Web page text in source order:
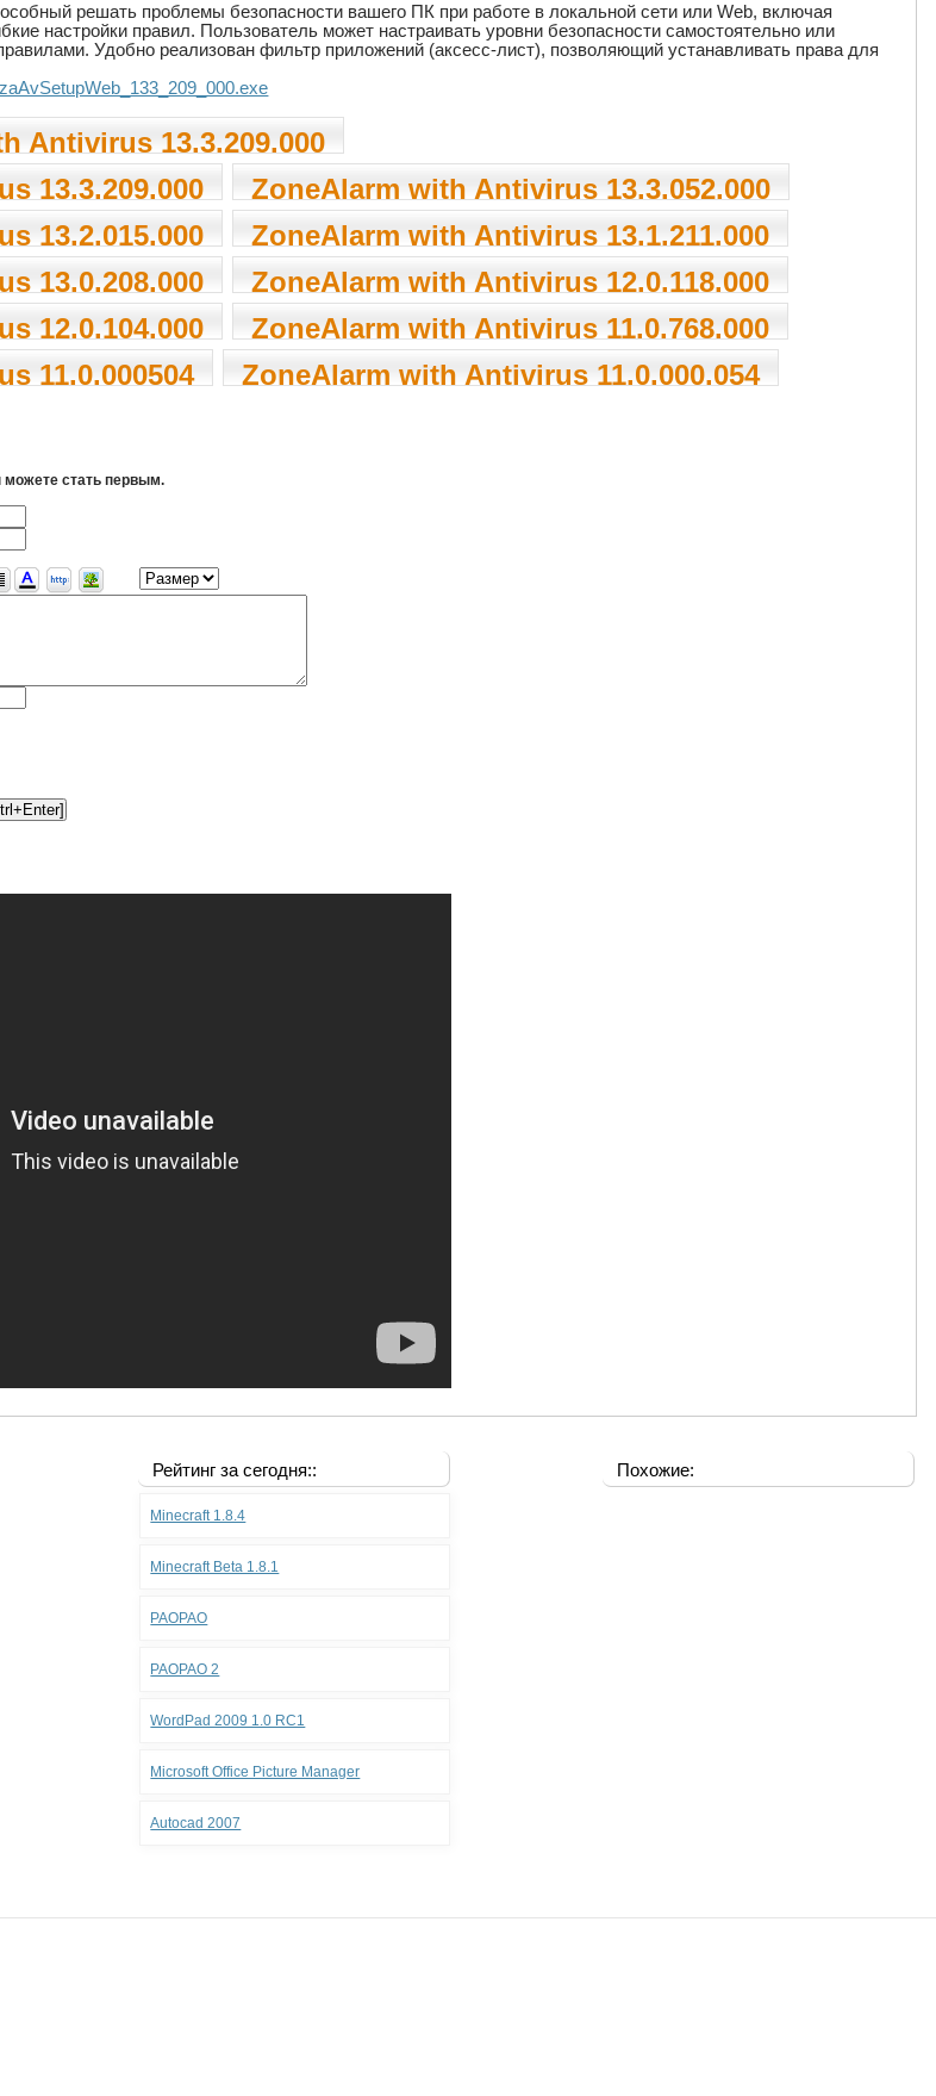
решать проблемы безопасности вашего ПК при работе в локальной сети или Web, включая
настройки правил. Пользователь может настраивать уровни безопасности самостоятельно или
Удобно реализован фильтр приложений (аксесс-лист), позволяющий устанавливать права для
Antivirus 13.3.209.000
13.3.209.000
ZoneAlarm with Antivirus 13.3.052.000
13.2.015.000
ZoneAlarm with Antivirus 13.1.211.000
13.0.208.000
ZoneAlarm with Antivirus 12.0.118.000
12.0.104.000
ZoneAlarm with Antivirus 11.0.768.000
11.0.000504
ZoneAlarm with Antivirus 11.0.000.054
можете стать первым.
Рейтинг за сегодня::
Minecraft 1.8.4
Minecraft Beta 1.8.1
PAOPAO
PAOPAO 2
WordPad 2009 1.0 RC1
Microsoft Office Picture Manager
Autocad 2007
Похожие: